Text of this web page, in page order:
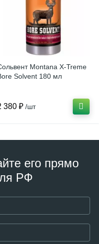
Montana X-Treme
Solvent 180 мл
380 ₽ /шт
его прямо
РФ